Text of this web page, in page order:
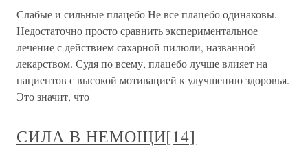
Слабые и сильные плацебо Не все плацебо одинаковы.
Недостаточно просто сравнить экспериментальное
лечение с действием сахарной пилюли, названной
лекарством. Судя по всему, плацебо лучше влияет на
пациентов с высокой мотивацией к улучшению здоровья.
Это значит, что
СИЛА В НЕМОЩИ[14]